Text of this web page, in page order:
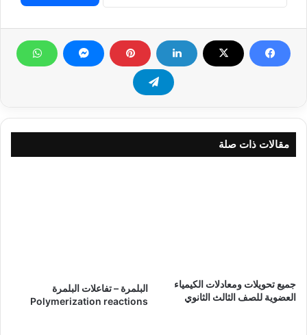
مقالات ذات صلة
جميع تحويلات ومعادلات الكيمياء
العضوية للصف الثالث الثانوي
البلمرة – تفاعلات البلمرة
Polymerization reactions